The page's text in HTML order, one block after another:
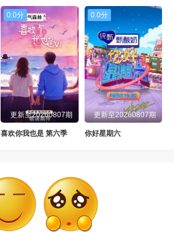
0.0分
更新至20260807期
喜欢你我也是 第六季
0.0分
更新至20260807期
你好星期六